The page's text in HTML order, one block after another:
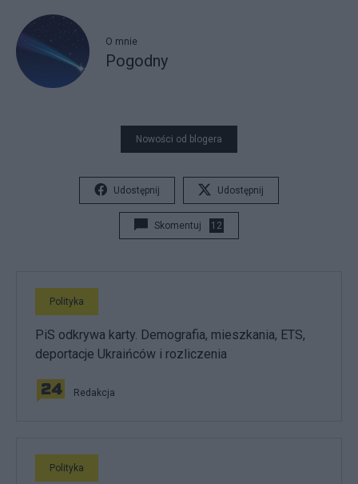
O mnie
Pogodny
Nowości od blogera
Udostępnij Udostępnij
Skomentuj 12
Polityka
PiS odkrywa karty. Demografia, mieszkania, ETS,
deportacje Ukraińców i rozliczenia
Redakcja
Polityka